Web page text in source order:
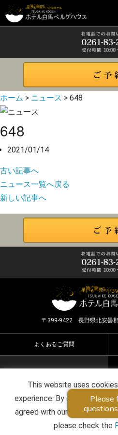
ホーム > ニュース > 648
648
2021/01/14
古い記事へ
ニュース一覧へ戻る
新しい記事へ
〒399-9422 長野県北安曇
よくあるご質問
Copyright ©2026 HOTEL
This website uses
experience. By continuing to
agreed with our cookie
please check the